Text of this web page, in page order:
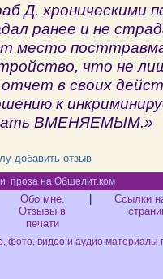
Д. хроническими
ранее и не
место
что не
в своих
к
ВМЕНЯЕМЫМ.»
добавить отзыв
проза на Общелит.ком
Обо мне.
Отзывы в
печати
Ссылки
фото, видео и аудио